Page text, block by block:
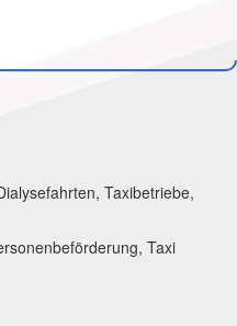
Taxibetriebe,
Taxi